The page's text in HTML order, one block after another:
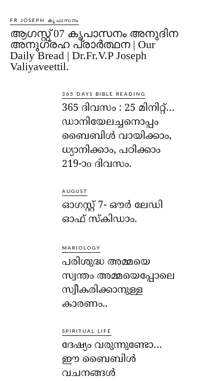
FR JOSEPH കൃപാസനം
ആഗസ്റ്റ് 07 കൃപാസനം അനുദിന
അനുഗ്രഹ പ്രാർത്ഥന | Our
Daily Bread | Dr.Fr.V.P Joseph
Valiyaveettil.
365 DAYS BIBLE READING
365 ദിവസം : 25 മിനിറ്റ്…
ഡാനിയേലച്ചനൊപ്പം
ബൈബിൾ വായിക്കാം,
ധ്യാനിക്കാം, പഠിക്കാം
219-ാo ദിവസം.
AUGUST
ഓഗസ്റ്റ് 7- ഔര്‍ ലേഡി
ഓഫ് സ്‌കിഡാം.
MARIOLOGY
പരിശുദ്ധ അമ്മയെ
സ്വന്തം അമ്മയെപ്പോലെ
സ്വീകരിക്കാനുള്ള
കാരണം..
SPIRITUAL LIFE
ദേഷ്യം വരുന്നുണ്ടോ…
ഈ ബൈബിള്‍
വചനങ്ങള്‍